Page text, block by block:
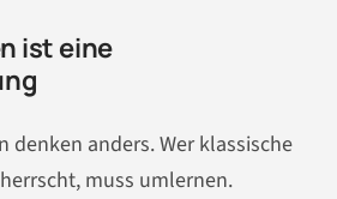
ist eine
denken anders. Wer klassische
muss umlernen.